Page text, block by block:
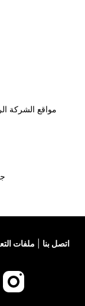
مواقع الشركة
ملفات اتصل بنا